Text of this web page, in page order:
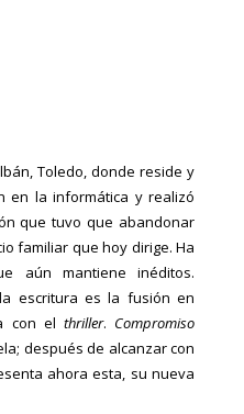
Toledo, donde reside y
en la informática y realizó
que tuvo que abandonar
familiar que hoy dirige. Ha
aún mantiene inéditos.
escritura es la fusión en
con elthriller. Compromiso
después de alcanzar con
ahora esta, su nueva